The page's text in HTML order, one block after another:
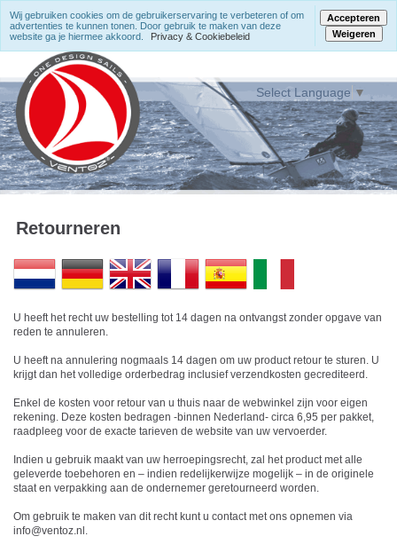
Select Language ▼
Retourneren
U heeft het recht uw bestelling tot 14 dagen na ontvangst zonder opgave van
reden te annuleren.
U heeft na annulering nogmaals 14 dagen om uw product retour te sturen. U
krijgt dan het volledige orderbedrag inclusief verzendkosten gecrediteerd.
Enkel de kosten voor retour van u thuis naar de webwinkel zijn voor eigen
rekening. Deze kosten bedragen -binnen Nederland- circa 6,95 per pakket,
raadpleeg voor de exacte tarieven de website van uw vervoerder.
Indien u gebruik maakt van uw herroepingsrecht, zal het product met alle
geleverde toebehoren en – indien redelijkerwijze mogelijk – in de originele
staat en verpakking aan de ondernemer geretourneerd worden.
Om gebruik te maken van dit recht kunt u contact met ons opnemen via
info@ventoz.nl.
Wij gebruiken cookies om de gebruikerservaring te verbeteren of om
advertenties te kunnen tonen. Door gebruik te maken van deze
website ga je hiermee akkoord.
Privacy & Cookiebeleid
Accepteren
Weigeren